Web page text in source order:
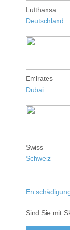
Lufthansa
Deutschland
Emirates
Dubai
Swiss
Schweiz
Sind Sie mit